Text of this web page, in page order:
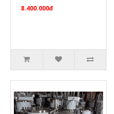
8.400.000đ